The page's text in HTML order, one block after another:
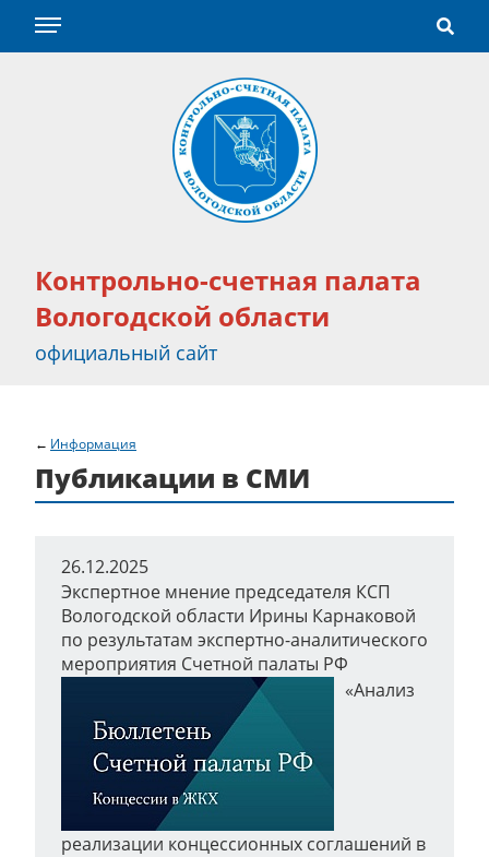
Контрольно-счетная палата
Вологодской области
официальный сайт
Информация
Публикации в СМИ
26.12.2025
Экспертное мнение председателя КСП
Вологодской области Ирины Карнаковой
по результатам экспертно-аналитического
мероприятия Счетной палаты РФ
«Анализ
реализации концессионных соглашений в